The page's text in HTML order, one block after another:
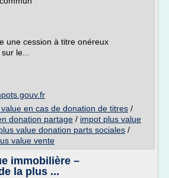
une cession à titre onéreux
le...
value en cas de donation de titres /
donation partage / impot plus value
value donation parts sociales /
value vente
immobilière –
la plus ...